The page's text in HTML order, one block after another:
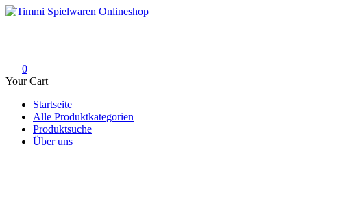
Skip
0
Your Cart
Startseite
Alle Produktkategorien
Produktsuche
Über uns